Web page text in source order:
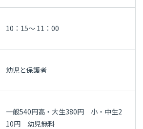
10：15～ 11：00
幼児と保護者
一般540円高・大生380円 小・中生2
10円 幼児無料